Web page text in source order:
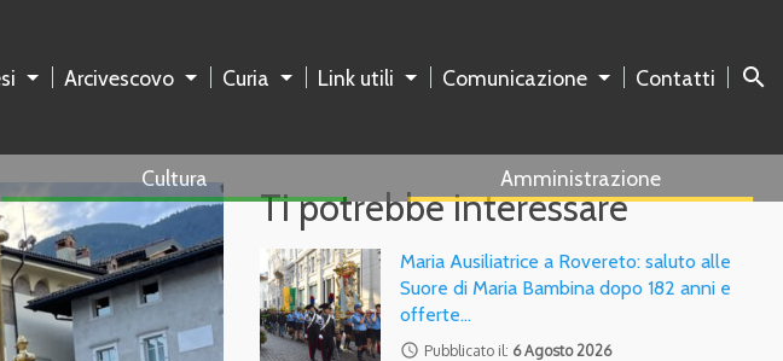
Arcivescovo Curia Link utili Comunicazione Contatti search
Cultura Amministrazione
Ti potrebbe interessare
Maria Ausiliatrice a Rovereto: saluto alle
Suore di Maria Bambina dopo 182 anni e
offerte…
access_time Pubblicato il: 6 Agosto 2026